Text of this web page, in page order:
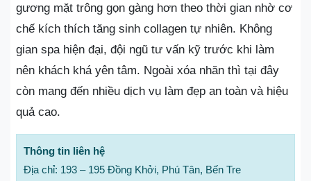
gương mặt trông gọn gàng hơn theo thời gian nhờ cơ
chế kích thích tăng sinh collagen tự nhiên. Không
gian spa hiện đại, đội ngũ tư vấn kỹ trước khi làm
nên khách khá yên tâm. Ngoài xóa nhăn thì tại đây
còn mang đến nhiều dịch vụ làm đẹp an toàn và hiệu
quả cao.
Thông tin liên hệ
Địa chỉ: 193 – 195 Đồng Khởi, Phú Tân, Bến Tre